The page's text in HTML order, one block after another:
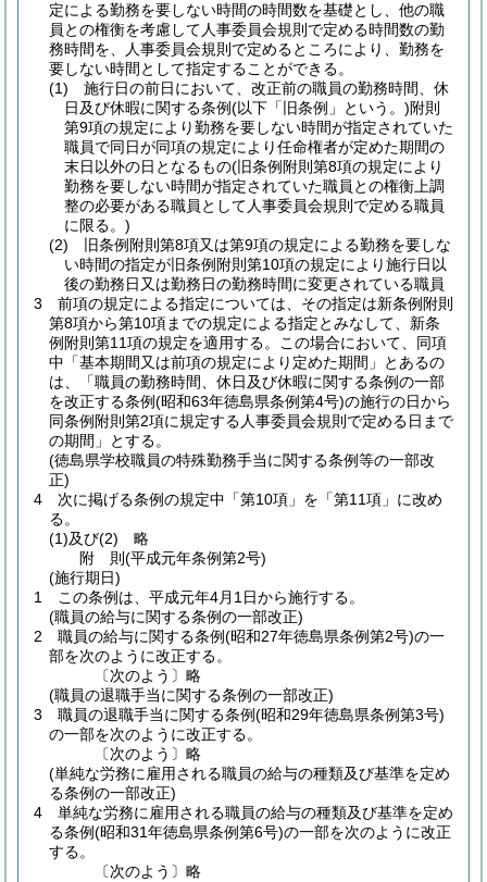
定による勤務を要しない時間の時間数を基礎とし、他の職
員との権衡を考慮して人事委員会規則で定める時間数の勤
務時間を、人事委員会規則で定めるところにより、勤務を
要しない時間として指定することができる。
(1)
施行日の前日において、改正前の職員の勤務時間、休
日及び休暇に関する条例(以下「旧条例」という。)附則
第9項の規定により勤務を要しない時間が指定されていた
職員で同日が同項の規定により任命権者が定めた期間の
末日以外の日となるもの(旧条例附則第8項の規定により
勤務を要しない時間が指定されていた職員との権衡上調
整の必要がある職員として人事委員会規則で定める職員
に限る。)
(2)
旧条例附則第8項又は第9項の規定による勤務を要しな
い時間の指定が旧条例附則第10項の規定により施行日以
後の勤務日又は勤務日の勤務時間に変更されている職員
3
前項の規定による指定については、その指定は新条例附則
第8項から第10項までの規定による指定とみなして、新条
例附則第11項の規定を適用する。
この場合において、同項
中「基本期間又は前項の規定により定めた期間」とあるの
は、「職員の勤務時間、休日及び休暇に関する条例の一部
を改正する条例(昭和63年徳島県条例第4号)の施行の日から
同条例附則第2項に規定する人事委員会規則で定める日まで
の期間」とする。
(徳島県学校職員の特殊勤務手当に関する条例等の一部改
正)
4
次に掲げる条例の規定中「第10項」を「第11項」に改め
る。
(1)及び(2)
略
附 則(平成元年条例第2号)
(施行期日)
1
この条例は、平成元年4月1日から施行する。
(職員の給与に関する条例の一部改正)
2
職員の給与に関する条例(昭和27年徳島県条例第2号)の一
部を次のように改正する。
〔次のよう〕略
(職員の退職手当に関する条例の一部改正)
3
職員の退職手当に関する条例(昭和29年徳島県条例第3号)
の一部を次のように改正する。
〔次のよう〕略
(単純な労務に雇用される職員の給与の種類及び基準を定め
る条例の一部改正)
4
単純な労務に雇用される職員の給与の種類及び基準を定め
る条例(昭和31年徳島県条例第6号)の一部を次のように改正
する。
〔次のよう〕略